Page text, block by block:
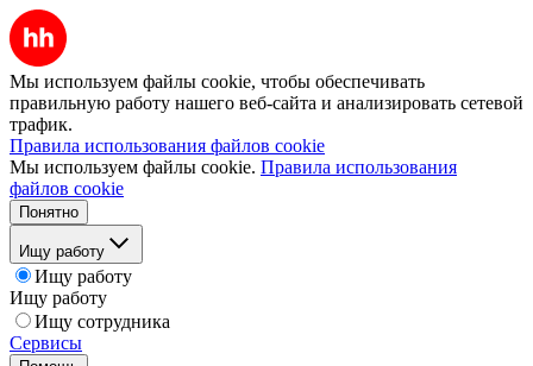
Мы используем файлы cookie, чтобы обеспечивать
правильную работу нашего веб-сайта и анализировать сетевой
трафик.
Правила использования файлов cookie
Мы используем файлы cookie. Правила использования
файлов cookie
Понятно
Ищу работу
Ищу работу
Ищу работу
Ищу сотрудника
Сервисы